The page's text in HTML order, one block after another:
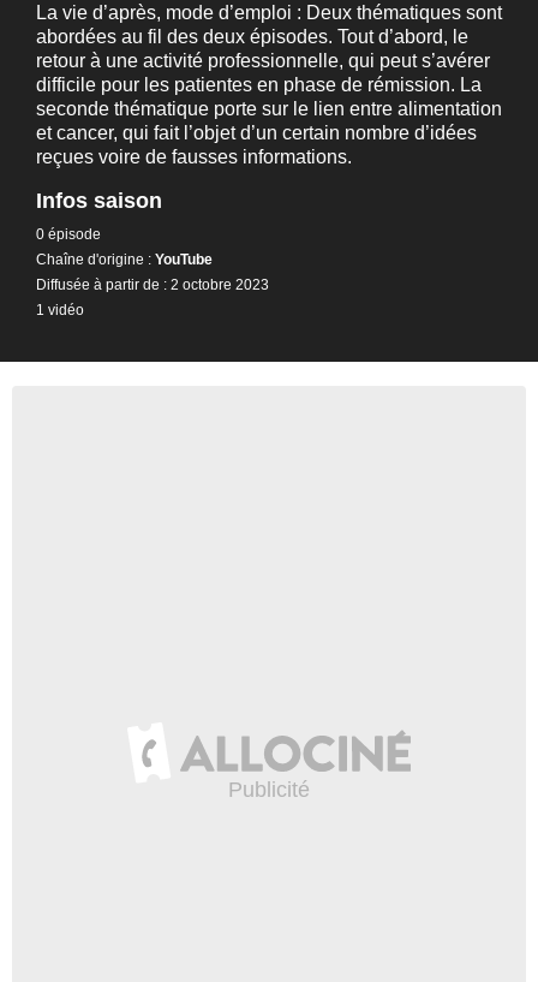
La vie d’après, mode d’emploi : Deux thématiques sont
abordées au fil des deux épisodes. Tout d’abord, le
retour à une activité professionnelle, qui peut s’avérer
difficile pour les patientes en phase de rémission. La
seconde thématique porte sur le lien entre alimentation
et cancer, qui fait l’objet d’un certain nombre d’idées
reçues voire de fausses informations.
Infos saison
0 épisode
Chaîne d'origine : YouTube
Diffusée à partir de : 2 octobre 2023
1 vidéo